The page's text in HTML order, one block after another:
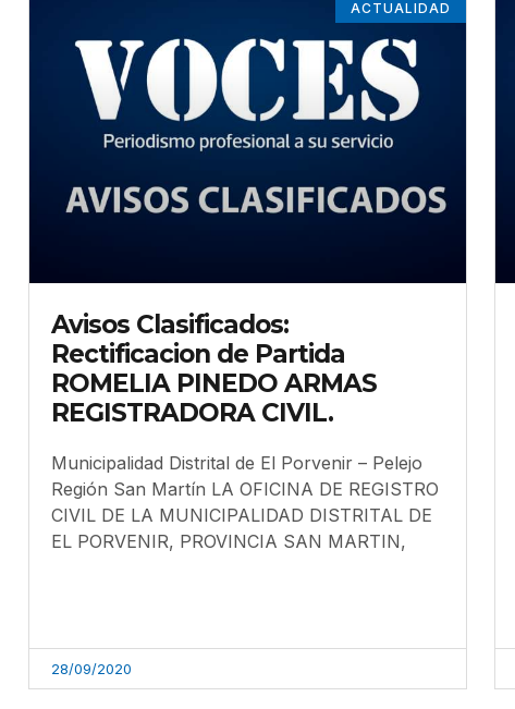
ACTUALIDAD
Avisos Clasificados:
Rectificacion de Partida
ROMELIA PINEDO ARMAS
REGISTRADORA CIVIL.
Municipalidad Distrital de El Porvenir – Pelejo
Región San Martín LA OFICINA DE REGISTRO
CIVIL DE LA MUNICIPALIDAD DISTRITAL DE
EL PORVENIR, PROVINCIA SAN MARTIN,
28/09/2020